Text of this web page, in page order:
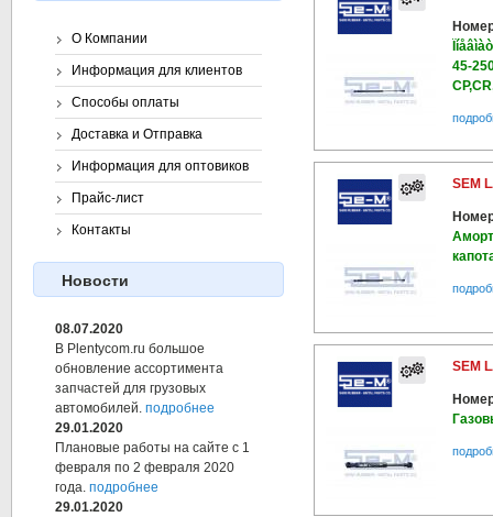
45-
SEM
SEM
О Компании
Информация для клиентов
Способы оплаты
Доставка и Отправка
Информация для оптовиков
Прайс-лист
Контакты
Новости
08.07.2020
В Plentycom.ru большое
обновление ассортимента
запчастей для грузовых
автомобилей. подробнее
29.01.2020
Плановые работы на сайте с 1
февраля по 2 февраля 2020
года. подробнее
29.01.2020